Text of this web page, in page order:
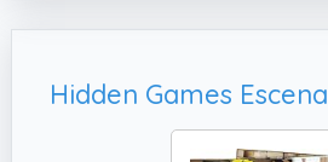
MISTERIO: Un acierto para
investigación y juegos de